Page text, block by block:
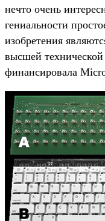
нечто очень
гениальности
изобретения
высшей
финансировала